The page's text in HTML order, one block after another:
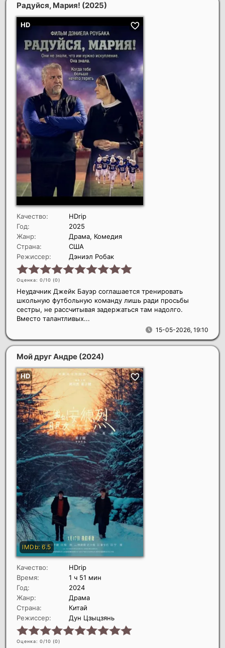
Радуйся, Мария! (2025)
Качество:
HDrip
Год:
2025
Жанр:
Драма, Комедия
Страна:
США
Режиссер:
Дэниэл Робак
Оценка: 0/10 (0)
15-05-2026, 19:10
Неудачник Джейк Бауэр соглашается тренировать
школьную футбольную команду лишь ради просьбы
сестры, не рассчитывая задержаться там надолго.
Вместо талантливых...
Мой друг Андре (2024)
Качество:
HDrip
Время:
1 ч 51 мин
Год:
2024
Жанр:
Драма
Страна:
Китай
Режиссер:
Дун Цзыцзянь
Оценка: 0/10 (0)